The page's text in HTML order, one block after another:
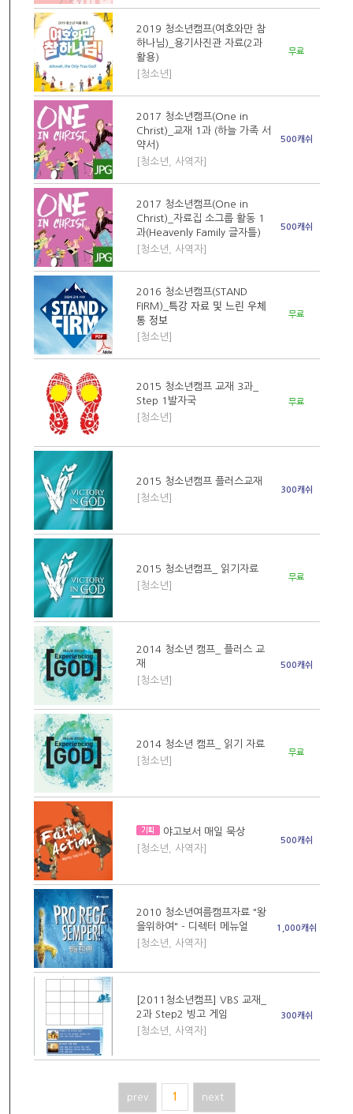
2019 청소년캠프(여호와만 참
하나님)_용기사진관 자료(2과
활용)
[청소년]
무료
2017 청소년캠프(One in
Christ)_교재 1과 (하늘 가족 서
약서)
[청소년, 사역자]
500캐쉬
2017 청소년캠프(One in
Christ)_자료집 소그룹 활동 1
과(Heavenly Family 글자틀)
[청소년, 사역자]
500캐쉬
2016 청소년캠프(STAND
FIRM)_특강 자료 및 느린 우체
통 정보
[청소년]
무료
2015 청소년캠프 교재 3과_
Step 1발자국
[청소년]
무료
2015 청소년캠프 플러스교재
[청소년]
300캐쉬
2015 청소년캠프_ 읽기자료
[청소년]
무료
2014 청소년 캠프_ 플러스 교
재
[청소년]
500캐쉬
2014 청소년 캠프_ 읽기 자료
[청소년]
무료
야고보서 매일 묵상
[청소년, 사역자]
500캐쉬
2010 청소년여름캠프자료 "왕
을위하여" - 디렉터 메뉴얼
[청소년, 사역자]
1,000캐쉬
[2011청소년캠프] VBS 교재_
2과 Step2 빙고 게임
[청소년, 사역자]
300캐쉬
prev 1 next